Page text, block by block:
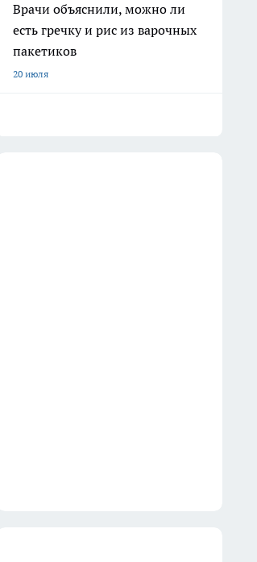
Врачи объяснили, можно ли
есть гречку и рис из варочных
пакетиков
20 июля